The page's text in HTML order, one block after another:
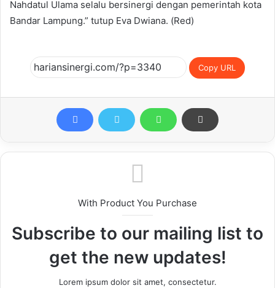
Nahdatul Ulama selalu bersinergi dengan pemerintah kota
Bandar Lampung.” tutup Eva Dwiana. (Red)
Copy URL
With Product You Purchase
Subscribe to our mailing list to
get the new updates!
Lorem ipsum dolor sit amet, consectetur.